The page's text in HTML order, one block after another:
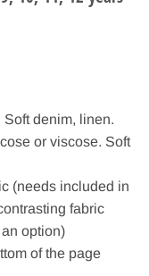
denim, linen.
or viscose. Soft
(needs included in
fabric
option)
of the page